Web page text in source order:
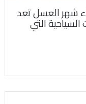
شهر العسل تعد
التي